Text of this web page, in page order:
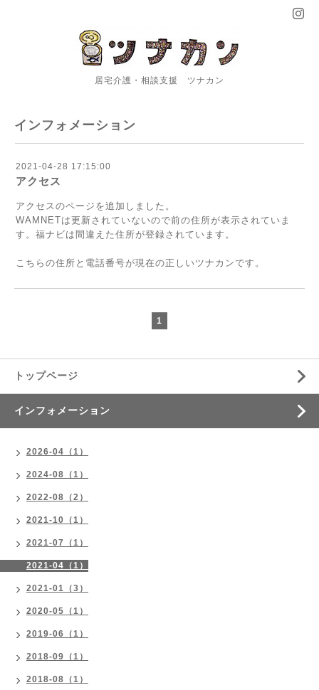
居宅介護・相談支援 ツナカン
インフォメーション
2021-04-28 17:15:00
アクセス
アクセス のページを追加しました。
WAMNETは更新されていないので前の住所が表示されていま
す。 福ナビは間違えた住所が登録されています。
こちら の住所と電話番号が現在の正しいツナカンです。
1
トップページ
インフォメーション
2026-04（1）
2024-08（1）
2022-08（2）
2021-10（1）
2021-07（1）
2021-04（1）
2021-01（3）
2020-05（1）
2019-06（1）
2018-09（1）
2018-08（1）